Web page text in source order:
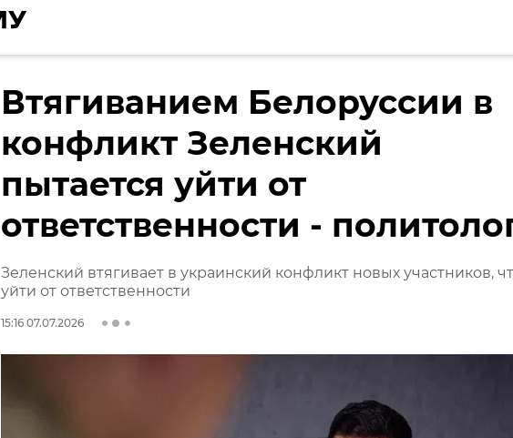
Втягиванием Белоруссии в
конфликт Зеленский
пытается уйти от
ответственности -
Зеленский втягивает в украинский конфликт новых участников,
уйти от ответственности
15:16 07.07.2026